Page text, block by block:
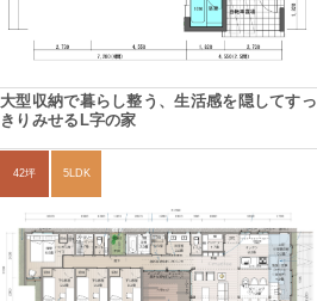
大型収納で暮らし整う、生活感を隠してすっ
きりみせるL字の家
42坪 5LDK